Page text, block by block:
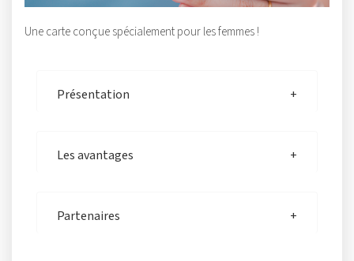
Une carte conçue spécialement pour les femmes !
Présentation
Les avantages
Partenaires